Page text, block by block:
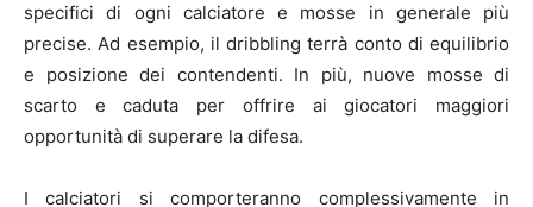
specifici di ogni calciatore e mosse in generale più
precise. Ad esempio, il dribbling terrà conto di equilibrio
e posizione dei contendenti. In più, nuove mosse di
scarto e caduta per offrire ai giocatori maggiori
opportunità di superare la difesa.
I calciatori si comporteranno complessivamente in